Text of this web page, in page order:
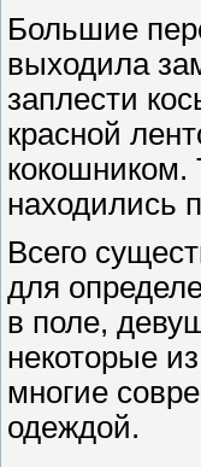
Большие
выходила
заплести
красной
кокошником.
находились
Всего
для
в поле,
некоторые
многие
одеждой.